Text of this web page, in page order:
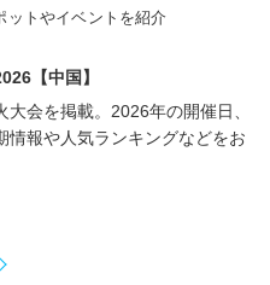
ットやイベントを紹介
【中国】
大会を掲載。2026年の開催日、
情報や人気ランキングなどをお